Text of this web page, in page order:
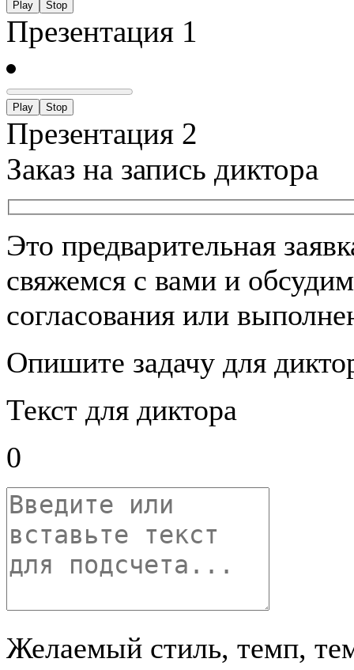
Play Stop
Презентация 1
Play Stop
Презентация 2
Заказ на запись диктора
Это предварительная
свяжемся с вами и
согласования или
Опишите задачу для
Текст для диктора
0
Желаемый стиль, темп,